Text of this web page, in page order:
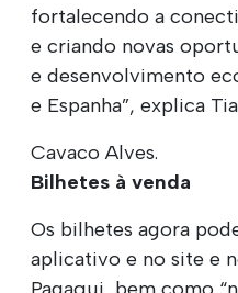
fortalecendo a
e criando novas
e desenvolvimento
e Espanha”, explica
Cavaco Alves.
Bilhetes à venda
Os bilhetes agora
aplicativo e no site e